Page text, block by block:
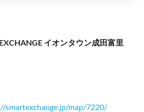
イオンタウン成田富里
smartexchange.jp/map/7220/